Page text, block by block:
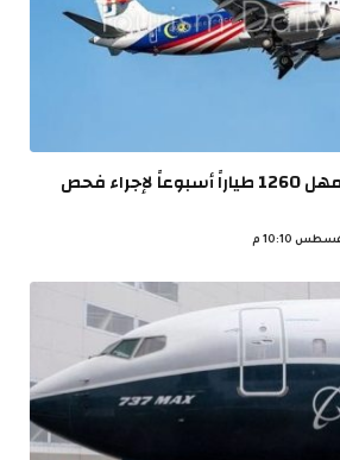
“الخطوط الماليزية” تمهل 1260 طياراً أسبوعاً لإجراء فحص